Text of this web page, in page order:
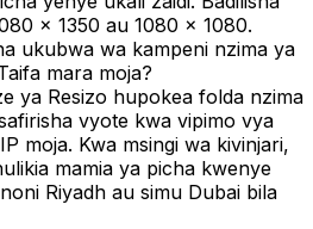
× 1350 au 1080 × 1080.
ukubwa wa kampeni nzima ya
mara moja?
ya Resizo hupokea folda nzima
vyote kwa vipimo vya
moja. Kwa msingi wa kivinjari,
mamia ya picha kwenye
Riyadh au simu Dubai bila